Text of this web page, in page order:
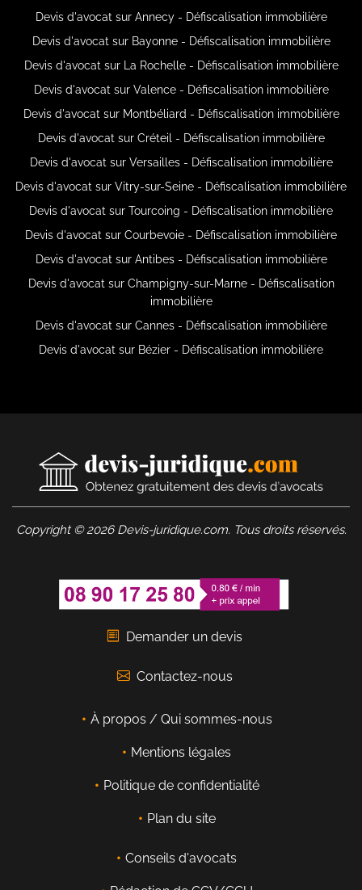
Devis d'avocat sur Annecy - Défiscalisation immobilière
Devis d'avocat sur Bayonne - Défiscalisation immobilière
Devis d'avocat sur La Rochelle - Défiscalisation immobilière
Devis d'avocat sur Valence - Défiscalisation immobilière
Devis d'avocat sur Montbéliard - Défiscalisation immobilière
Devis d'avocat sur Créteil - Défiscalisation immobilière
Devis d'avocat sur Versailles - Défiscalisation immobilière
Devis d'avocat sur Vitry-sur-Seine - Défiscalisation immobilière
Devis d'avocat sur Tourcoing - Défiscalisation immobilière
Devis d'avocat sur Courbevoie - Défiscalisation immobilière
Devis d'avocat sur Antibes - Défiscalisation immobilière
Devis d'avocat sur Champigny-sur-Marne - Défiscalisation
immobilière
Devis d'avocat sur Cannes - Défiscalisation immobilière
Devis d'avocat sur Bézier - Défiscalisation immobilière
Copyright © 2026 Devis-juridique.com. Tous droits réservés.
Demander un devis
Contactez-nous
À propos / Qui sommes-nous
Mentions légales
Politique de confidentialité
Plan du site
Conseils d'avocats